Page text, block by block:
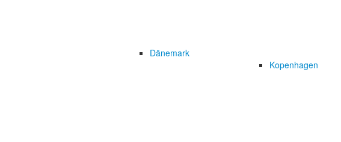
Dänemark
Kopenhagen